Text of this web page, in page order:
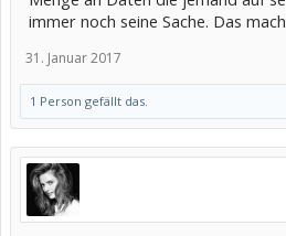
immer noch seine Sache. Das
31. Januar 2017
1 Person gefällt das.